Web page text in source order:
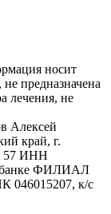
носит
предназначена
лечения, не
Алексей
край, г.
57 ИНН
банке ФИЛИАЛ
к/с